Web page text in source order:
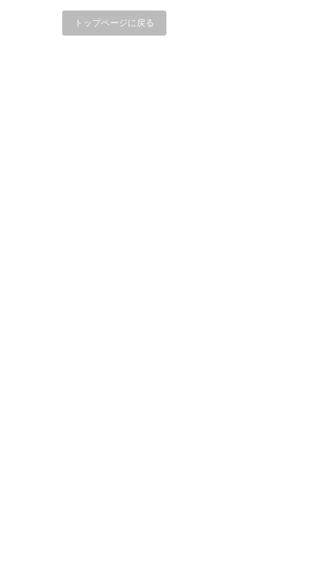
トップページに戻る